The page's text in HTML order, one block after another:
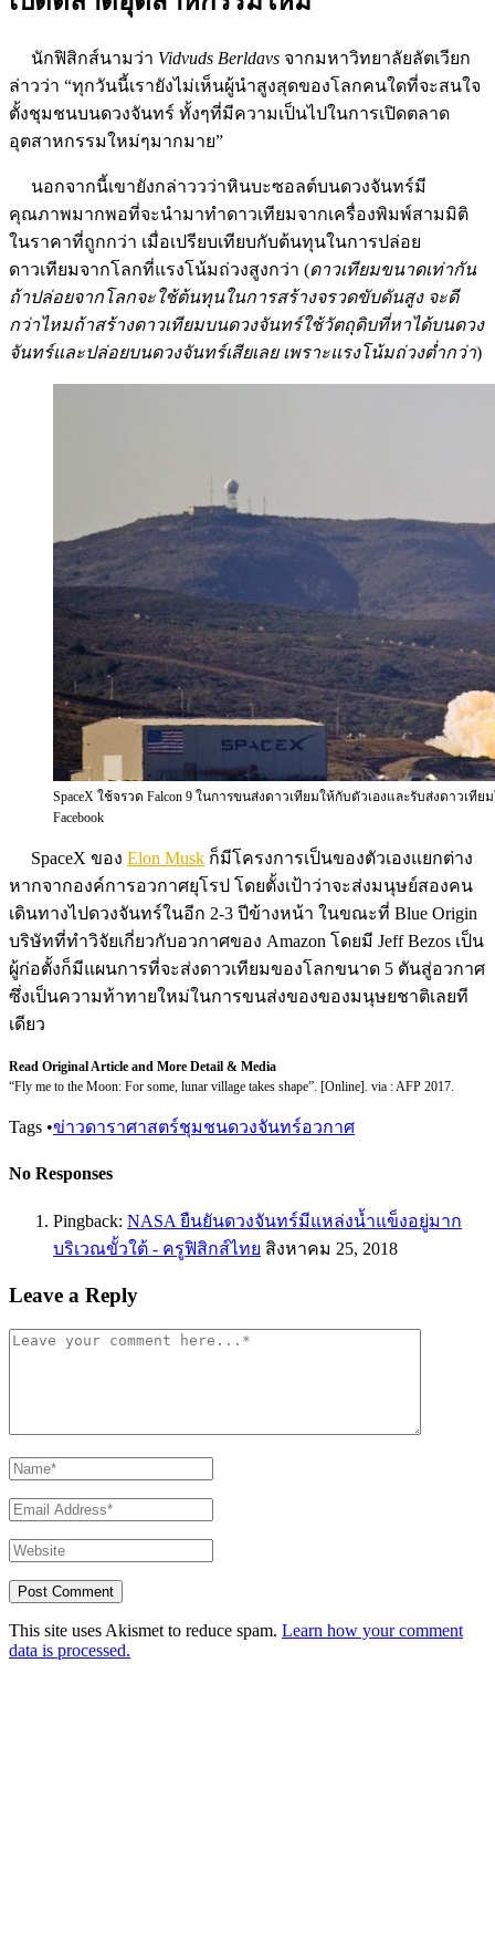
นักฟิสิกส์นามว่า Vidvuds Berldavs จากมหาวิทยาลัยลัตเวียก
ล่าวว่า “ทุกวันนี้เรายังไม่เห็นผู้นำสูงสุดของโลกคนใดที่จะสนใจ
ตั้งชุมชนบนดวงจันทร์ ทั้งๆที่มีความเป็นไปในการเปิดตลาด
อุตสาหกรรมใหม่ๆมากมาย”
นอกจากนี้เขายังกล่าววว่าหินบะซอลต์บนดวงจันทร์มี
คุณภาพมากพอที่จะนำมาทำดาวเทียมจากเครื่องพิมพ์สามมิติ
ในราคาที่ถูกกว่า เมื่อเปรียบเทียบกับต้นทุนในการปล่อย
ดาวเทียมจากโลกที่แรงโน้มถ่วงสูงกว่า (ดาวเทียมขนาดเท่ากัน
ถ้าปล่อยจากโลกจะใช้ต้นทุนในการสร้างจรวดขับดันสูง จะดี
กว่าไหมถ้าสร้างดาวเทียมบนดวงจันทร์ใช้วัตถุดิบที่หาได้บนดวง
จันทร์และปล่อยบนดวงจันทร์เสียเลย เพราะแรงโน้มถ่วงต่ำกว่า)
SpaceX ใช้จรวด Falcon 9 ในการขนส่งดาวเทียมให้กับตัวเองและรับส่งดาวเ
Facebook
SpaceX ของ Elon Musk ก็มีโครงการเป็นของตัวเองแยกต่าง
หากจากองค์การอวกาศยุโรป โดยตั้งเป้าว่าจะส่งมนุษย์สองคน
เดินทางไปดวงจันทร์ในอีก 2-3 ปีข้างหน้า ในขณะที่ Blue Origin
บริษัทที่ทำวิจัยเกี่ยวกับอวกาศของ Amazon โดยมี Jeff Bezos เป็น
ผู้ก่อตั้งก็มีแผนการที่จะส่งดาวเทียมของโลกขนาด 5 ตันสู่อวกาศ
ซึ่งเป็นความท้าทายใหม่ในการขนส่งของของมนุษยชาติเลยที
เดียว
Read Original Article and More Detail & Media
“Fly me to the Moon: For some, lunar village takes shape”. [Online]. via : AFP 2017.
Tags •ข่าวดาราศาสตร์ชุมชนดวงจันทร์อวกาศ
No Responses
Pingback: NASA ยืนยันดวงจันทร์มีแหล่งน้ำแข็งอยู่มาก
บริเวณขั้วใต้ - ครูฟิสิกส์ไทย สิงหาคม 25, 2018
Leave a Reply
This site uses Akismet to reduce spam. Learn how your comment
data is processed.